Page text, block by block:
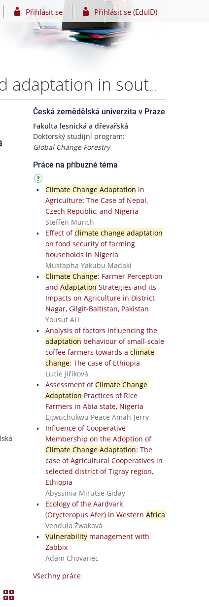
Přihlásit se Přihlásit se (EduID)
Social-ecological aspects of climate change impacts and adaptation in southern Africa – Ing. Alpo Mpande Kapuka
Česká zemědělská univerzita v Praze
Fakulta lesnická a dřevařská
Doktorský studijní program:
Global Change Forestry
Práce na příbuzné téma
Climate Change Adaptation in
Agriculture: The Case of Nepal,
Czech Republic, and Nigeria
Steffen Münch
Effect ofclimate change adaptation
on food security of farming
households in Nigeria
Mustapha Yakubu Madaki
Climate Change: Farmer Perception
and Adaptation Strategies and its
Impacts on Agriculture in District
Nagar, Gilgit-Baltistan, Pakistan
Yousuf ALI
Analysis of factors influencing the
adaptation behaviour of small-scale
coffee farmers towards a climate
change: The case of Ethiopia
Lucie Jiříková
Assessment ofClimate Change
Adaptation Practices of Rice
Farmers in Abia state, Nigeria
Egwuchukwu Peace Amah-Jerry
Influence of Cooperative
Membership on the Adoption of
Climate Change Adaptation: The
case of Agricultural Cooperatives in
selected district of Tigray region,
Ethiopia
Abyssinia Mirutse Giday
Ecology of the Aardvark
(Orycteropus Afer) in Western Africa
Vendula Žwaková
Vulnerabilitymanagement with
Zabbix
Adam Chovanec
Všechny práce